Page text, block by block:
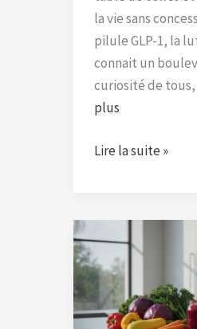
la vie sans
pilule GLP-1, la
connait un
curiosité de
plus
!
Lire la suite »
innovante
de
l’université